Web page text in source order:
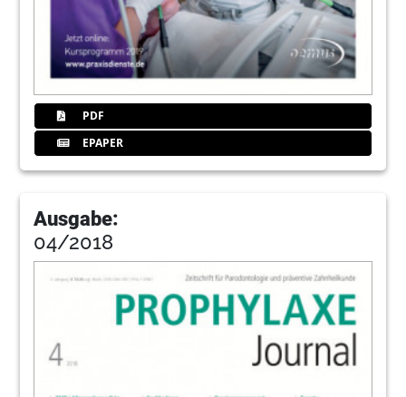
PDF
EPAPER
Ausgabe:
04/2018